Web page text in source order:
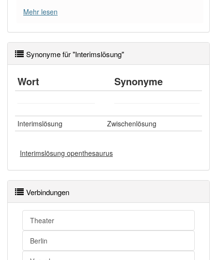
Häufigkeit: 4 von 10
Wörter mit Endung-interimslösung: 1
Wörter mit Endung-interimslösungaber mit einem
anderen Artikel
Mehr lesen
Synonyme für "Interimslösung"
Wort Synonyme
Interimslösung Zwischenlösung
Interimslösung openthesaurus
Verbindungen
Theater
Berlin